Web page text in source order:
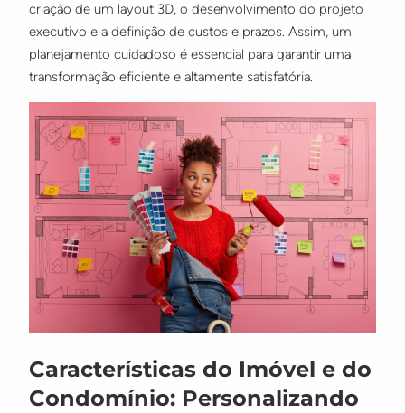
criação de um layout 3D, o desenvolvimento do projeto
executivo e a definição de custos e prazos. Assim, um
planejamento cuidadoso é essencial para garantir uma
transformação eficiente e altamente satisfatória.
Características do Imóvel e do
Condomínio: Personalizando